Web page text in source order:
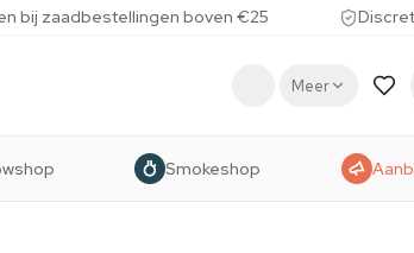
bij zaadbestellingen boven €25
Meer
Smokeshop